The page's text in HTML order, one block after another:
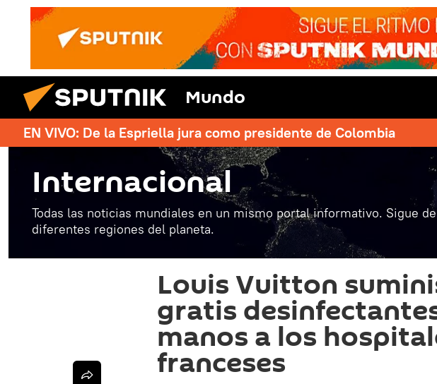
Mundo
EN VIVO: De la Espriella jura como presidente de Colombia
Internacional
Todas las noticias mundiales en un mismo portal informativo. Sigue
diferentes regiones del planeta.
Louis Vuitton
gratis
manos a los
franceses